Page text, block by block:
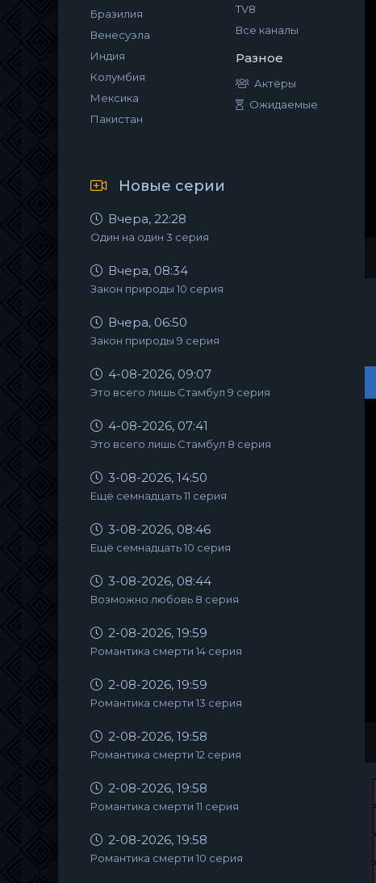
Бразилия
Венесуэла
Индия
Колумбия
Мексика
Пакистан
TV8
Все каналы
Разное
Актёры
Ожидаемые
Новые серии
Вчера, 22:28
Один на один 3 серия
Вчера, 08:34
Закон природы 10 серия
Вчера, 06:50
Закон природы 9 серия
4-08-2026, 09:07
Это всего лишь Стамбул 9 серия
4-08-2026, 07:41
Это всего лишь Стамбул 8 серия
3-08-2026, 14:50
Ещё семнадцать 11 серия
3-08-2026, 08:46
Ещё семнадцать 10 серия
3-08-2026, 08:44
Возможно любовь 8 серия
2-08-2026, 19:59
Романтика смерти 14 серия
2-08-2026, 19:59
Романтика смерти 13 серия
2-08-2026, 19:58
Романтика смерти 12 серия
2-08-2026, 19:58
Романтика смерти 11 серия
2-08-2026, 19:58
Романтика смерти 10 серия